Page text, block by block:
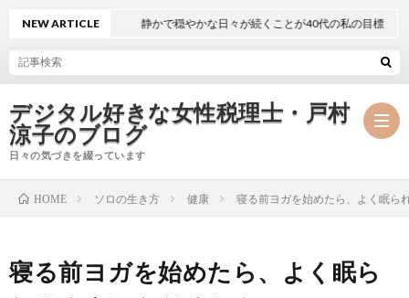
デジタル好きな女性税理士・戸村
涼子のブログ
日々の気づきを綴っています
NEW ARTICLE 静かで穏やかな日々が続くことが40代の私の目標
HOME ソロの生き方 健康 寝る前ヨガを始めたら、よく眠ら
寝る前ヨガを始めたら、よく眠ら